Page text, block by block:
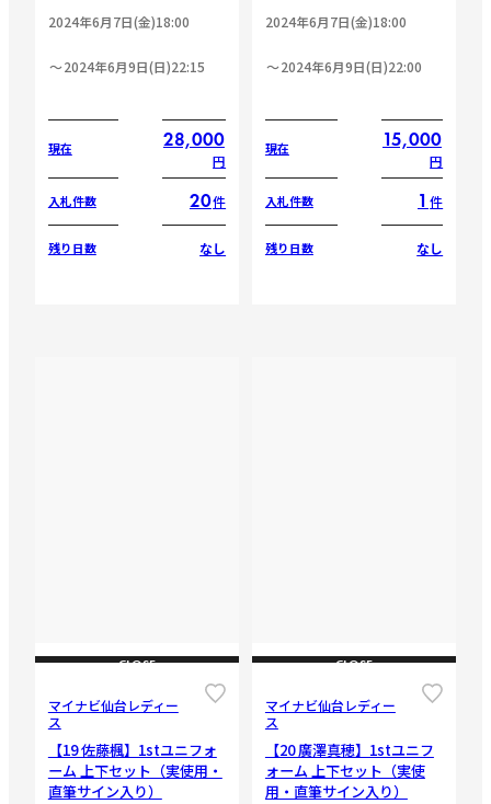
2024年6月7日(金)18:00
2024年6月9日(日)22:15
現在 28,000
円
入札件数 20件
残り日数 なし
2024年6月7日(金)18:00
2024年6月9日(日)22:00
現在 15,000
円
入札件数 1 件
残り日数 なし
CLOSE
マイナビ仙台レディー
ス
【19 佐藤楓】1stユニフォ
ーム 上下セット（実使用・
直筆サイン入り）
CLOSE
マイナビ仙台レディー
ス
【20 廣澤真穂】1stユニフ
ォーム 上下セット（実使
用・直筆サイン入り）